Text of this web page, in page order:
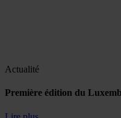
Actualité
Première édition du